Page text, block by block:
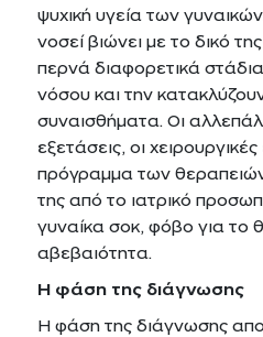
ψυχική υγεία των
νοσεί βιώνει με το δικό
περνά διαφορετικά
νόσου και την
συναισθήματα. Οι
εξετάσεις, οι
πρόγραμμα των
της από το ιατρικό
γυναίκα σοκ, φόβο για το
αβεβαιότητα.
Η φάση της διάγνωσης
Η φάση της διάγνωσης